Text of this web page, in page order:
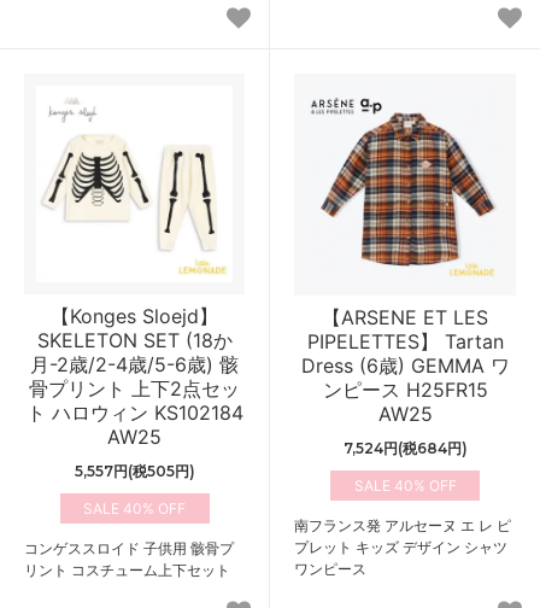
【Konges Sloejd】
SKELETON SET (18か
月-2歳/2-4歳/5-6歳) 骸
骨プリント 上下2点セッ
ト ハロウィン KS102184
AW25
5,557円(税505円)
40%
コンゲススロイド 子供用 骸骨プ
リント コスチューム上下セット
【ARSENE ET LES
PIPELETTES】 Tartan
Dress (6歳) GEMMA ワ
ンピース H25FR15
AW25
7,524円(税684円)
40%
南フランス発 アルセーヌ エ レ ピ
プレット キッズ デザイン シャツ
ワンピース